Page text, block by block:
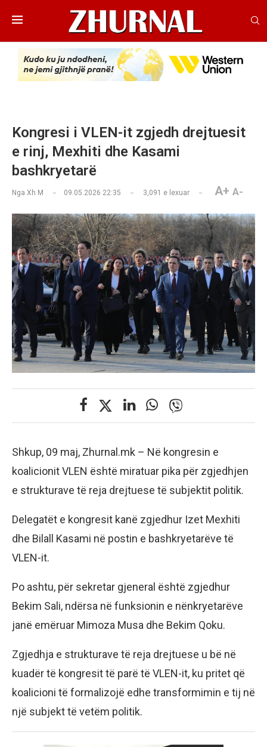
Kongresi i VLEN-it zgjedh drejtuesit
e rinj, Mexhiti dhe Kasami
bashkryetarë
Nga Xh M 09.05.2026 22:35 3,091 e lexuar A+ A-
Shkup, 09 maj, Zhurnal.mk – Në kongresin e
koalicionit VLEN është miratuar pika për zgjedhjen
e strukturave të reja drejtuese të subjektit politik.
Delegatët e kongresit kanë zgjedhur Izet Mexhiti
dhe Bilall Kasami në postin e bashkryetarëve të
VLEN-it.
Po ashtu, për sekretar gjeneral është zgjedhur
Bekim Sali, ndërsa në funksionin e nënkryetarëve
janë emëruar Mimoza Musa dhe Bekim Qoku.
Zgjedhja e strukturave të reja drejtuese u bë në
kuadër të kongresit të parë të VLEN-it, ku pritet që
koalicioni të formalizojë edhe transformimin e tij në
një subjekt të vetëm politik.